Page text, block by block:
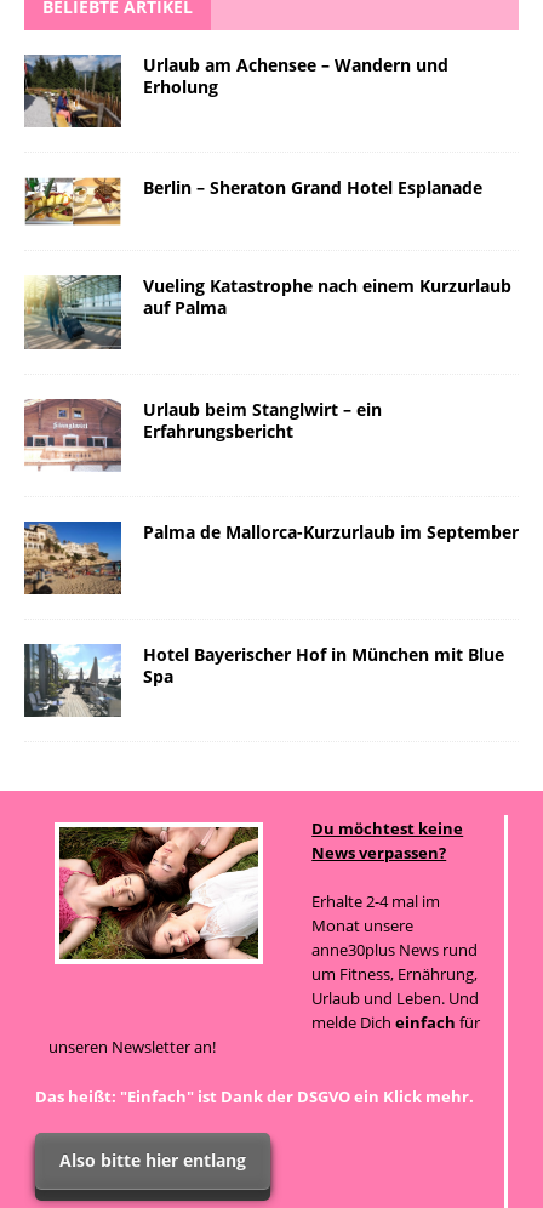
BELIEBTE ARTIKEL
Urlaub am Achensee – Wandern und
Erholung
Berlin – Sheraton Grand Hotel Esplanade
Vueling Katastrophe nach einem Kurzurlaub
auf Palma
Urlaub beim Stanglwirt – ein
Erfahrungsbericht
Palma de Mallorca-Kurzurlaub im September
Hotel Bayerischer Hof in München mit Blue
Spa
Du möchtest keine
News verpassen?
Erhalte 2-4 mal im
Monat unsere
anne30plus News rund
um Fitness, Ernährung,
Urlaub und Leben. Und
melde Dicheinfach für
unseren Newsletter an!
Das heißt: "Einfach" ist Dank der DSGVO ein Klick mehr.
Also bitte hier entlang